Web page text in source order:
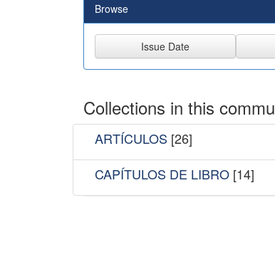
Browse
Collections in this
ARTÍCULOS [26]
CAPÍTULOS DE LIBRO [14]